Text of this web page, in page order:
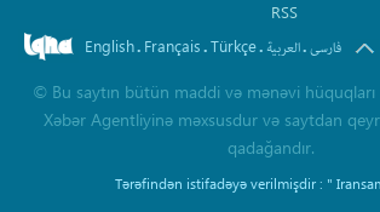
RSS
English. Français.Türkçe. العربیة.فارسی
© Bu saytın bütün maddi və mənəvi
Xəbər Agentliyinə məxsusdur və saytdan
qadağandır.
Tərəfindən istifadəyə verilmişdir : "